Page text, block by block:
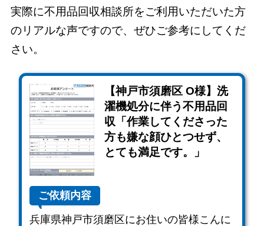
実際に不用品回収相談所をご利用いただいた方
のリアルな声ですので、ぜひご参考にしてくだ
さい。
【神戸市須磨区 O様】洗
濯機処分に伴う不用品回
収「作業してくださった
方も嫌な顔ひとつせず、
とても満足です。」
ご依頼内容
兵庫県神戸市須磨区にお住いの皆様こんに